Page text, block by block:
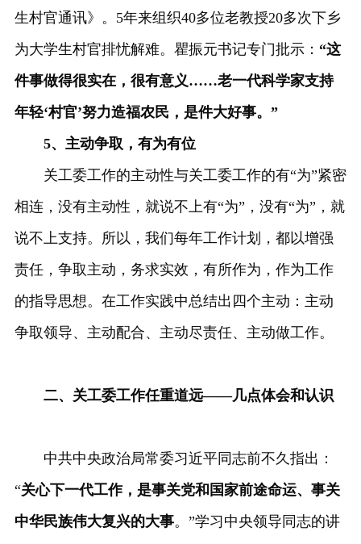
生村官通讯》。5年来组织40多位老教授20多次下乡
为大学生村官排忧解难。瞿振元书记专门批示： “这
件事做得很实在，很有意义……老一代科学家支持
年轻‘村官’努力造福农民，是件大好事。”
5、主动争取，有为有位
关工委工作的主动性与关工委工作的有“为”紧密
相连，没有主动性，就说不上有“为”，没有“为”，就
说不上支持。所以，我们每年工作计划，都以增强
责任，争取主动，务求实效，有所作为，作为工作
的指导思想。在工作实践中总结出四个主动：主动
争取领导、主动配合、主动尽责任、主动做工作。
二、关工委工作任重道远——几点体会和认识
中共中央政治局常委习近平同志前不久指出：
“关心下一代工作，是事关党和国家前途命运、事关
中华民族伟大复兴的大事。”学习中央领导同志的讲